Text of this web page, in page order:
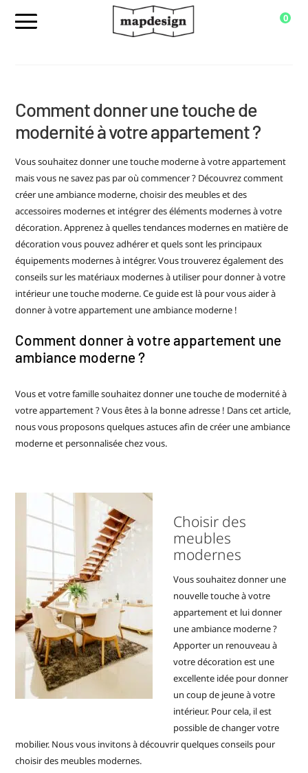
0
Comment donner une touche de
modernité à votre appartement ?
Vous souhaitez donner une touche moderne à votre appartement
mais vous ne savez pas par où commencer ? Découvrez comment
créer une ambiance moderne, choisir des meubles et des
accessoires modernes et intégrer des éléments modernes à votre
décoration. Apprenez à quelles tendances modernes en matière de
décoration vous pouvez adhérer et quels sont les principaux
équipements modernes à intégrer. Vous trouverez également des
conseils sur les matériaux modernes à utiliser pour donner à votre
intérieur une touche moderne. Ce guide est là pour vous aider à
donner à votre appartement une ambiance moderne !
Comment donner à votre appartement une
ambiance moderne ?
Vous et votre famille souhaitez donner une touche de modernité à
votre appartement ? Vous êtes à la bonne adresse ! Dans cet article,
nous vous proposons quelques astuces afin de créer une ambiance
moderne et personnalisée chez vous.
Choisir des
meubles
modernes
Vous souhaitez donner une
nouvelle touche à votre
appartement et lui donner
une ambiance moderne ?
Apporter un renouveau à
votre décoration est une
excellente idée pour donner
un coup de jeune à votre
intérieur. Pour cela, il est
possible de changer votre
mobilier. Nous vous invitons à découvrir quelques conseils pour
choisir des meubles modernes.